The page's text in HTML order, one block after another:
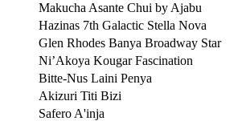
Makucha Asante Chui by Ajabu
Hazinas 7th Galactic Stella Nova
Glen Rhodes Banya Broadway Star
Ni’Akoya Kougar Fascination
Bitte-Nus Laini Penya
Akizuri Titi Bizi
Safero A'inja